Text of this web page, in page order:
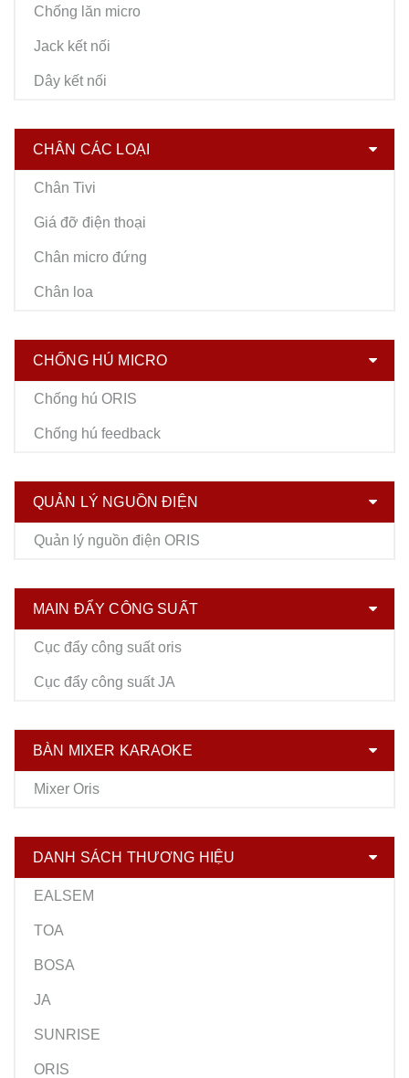
Chống lăn micro
Jack kết nối
Dây kết nối
CHÂN CÁC LOẠI
Chân Tivi
Giá đỡ điện thoại
Chân micro đứng
Chân loa
CHỐNG HÚ MICRO
Chống hú ORIS
Chống hú feedback
QUẢN LÝ NGUỒN ĐIỆN
Quản lý nguồn điện ORIS
MAIN ĐẨY CÔNG SUẤT
Cục đẩy công suất oris
Cục đẩy công suất JA
BÀN MIXER KARAOKE
Mixer Oris
DANH SÁCH THƯƠNG HIỆU
EALSEM
TOA
BOSA
JA
SUNRISE
ORIS